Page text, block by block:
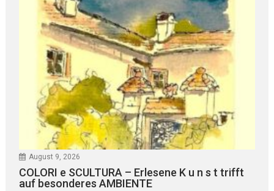
August 9, 2026
COLORI e SCULTURA – Erlesene K u n s t trifft
auf besonderes AMBIENTE